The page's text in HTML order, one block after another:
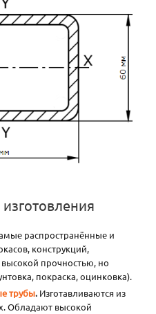
распространённые и
конструкций,
прочностью, но
покраска, оцинковка).
трубы. Изготавливаются из
Обладают высокой